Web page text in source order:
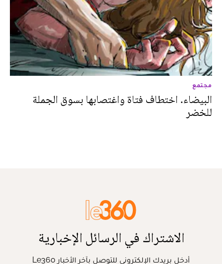
مجتمع
البيضاء. اختطاف فتاة واغتصابها بسوق الجملة
للخضر
الاشتراك في الرسائل الإخبارية
أدخل بريدك الإلكتروني للتوصل بآخر الأخبار Le360